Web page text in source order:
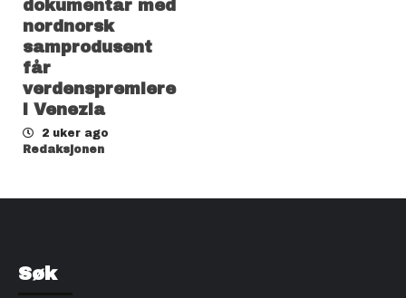
dokumentar med
nordnorsk
samprodusent
får
verdenspremiere
i Venezia
2 uker ago
Redaksjonen
Søk